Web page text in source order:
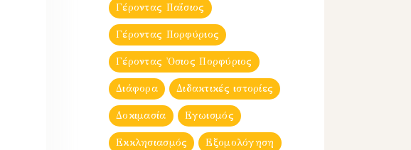
Γέροντας Παΐσιος
Γέροντας Πορφύριος
Γέροντας Ὀσιος Πορφύριος
Διάφορα Διδακτικές ιστορίες
Δοκιμασία Εγωισμός
Εκκλησιασμός Εξομολόγηση